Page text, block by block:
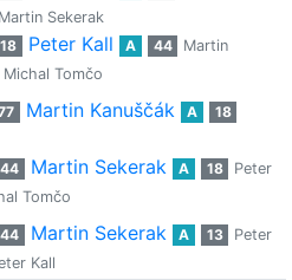
Martin Sekerak
18 Peter Kall A 44
Martin
Michal Tomčo
Martin Kanuščák A
18
44 Martin Sekerak A 18
Peter
Tomčo
44 Martin Sekerak A 13
Peter
Kall